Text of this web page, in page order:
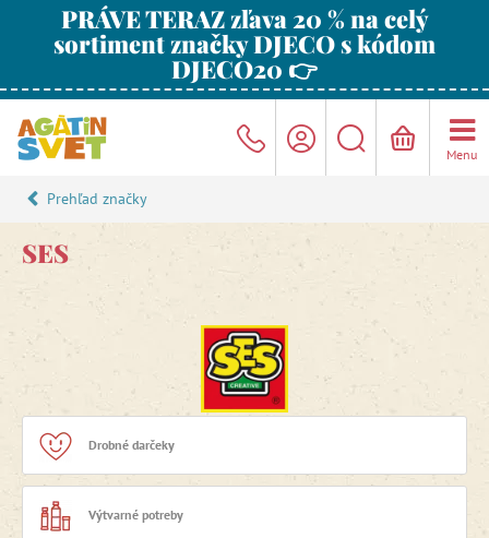
PRÁVE TERAZ zľava 20 % na celý
sortiment značky DJECO s kódom
DJECO20 👉
Menu
Prehľad značky
SES
Drobné darčeky
Výtvarné potreby